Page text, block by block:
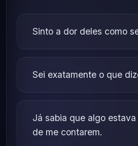
Sinto a dor deles como
Sei exatamente o que
Já sabia que algo
de me contarem.